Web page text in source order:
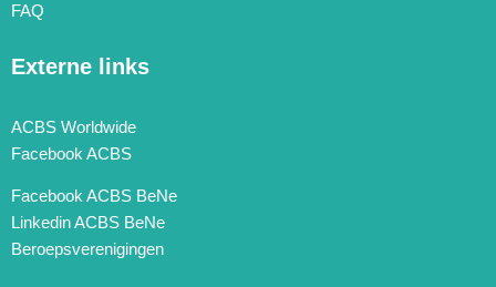
FAQ
Externe links
ACBS Worldwide
Facebook ACBS
Facebook ACBS BeNe
Linkedin ACBS BeNe
Beroepsverenigingen